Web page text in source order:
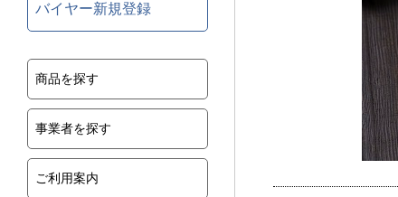
バイヤー新規登録
商品を探す
事業者を探す
ご利用案内